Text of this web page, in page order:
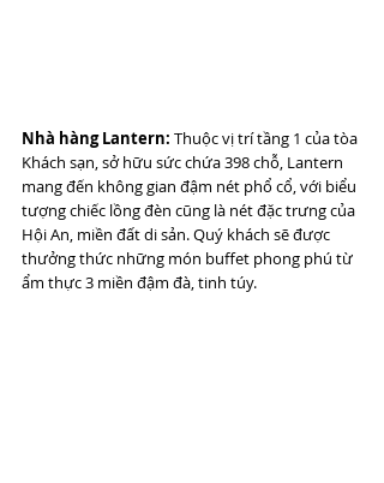
Nhà hàng Lantern: Thuộc vị trí tầng 1 của tòa
Khách sạn, sở hữu sức chứa 398 chỗ, Lantern
mang đến không gian đậm nét phổ cổ, với biểu
tượng chiếc lồng đèn cũng là nét đặc trưng của
Hội An, miền đất di sản. Quý khách sẽ được
thưởng thức những món buffet phong phú từ
ẩm thực 3 miền đậm đà, tinh túy.